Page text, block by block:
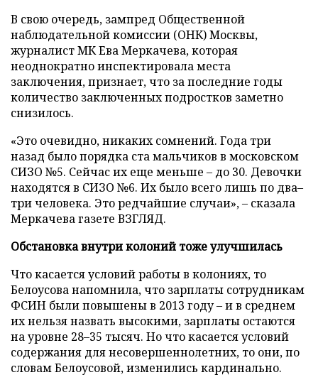
В свою очередь, зампред Общественной
наблюдательной комиссии (ОНК) Москвы,
журналист МК Ева Меркачева, которая
неоднократно инспектировала места
заключения, признает, что за последние годы
количество заключенных подростков заметно
снизилось.
«Это очевидно, никаких сомнений. Года три
назад было порядка ста мальчиков в московском
СИЗО №5. Сейчас их еще меньше – до 30. Девочки
находятся в СИЗО №6. Их было всего лишь по два–
три человека. Это редчайшие случаи», – сказала
Меркачева газете ВЗГЛЯД.
Обстановка внутри колоний тоже улучшилась
Что касается условий работы в колониях, то
Белоусова напомнила, что зарплаты сотрудникам
ФСИН были повышены в 2013 году – и в среднем
их нельзя назвать высокими, зарплаты остаются
на уровне 28–35 тысяч. Но что касается условий
содержания для несовершеннолетних, то они, по
словам Белоусовой, изменились кардинально.